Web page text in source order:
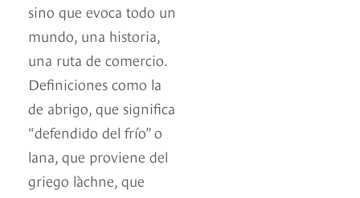
sino que evoca todo un
mundo, una historia,
una ruta de comercio.
Definiciones como la
de abrigo, que significa
“defendido del frío” o
lana, que proviene del
griego làchne, que